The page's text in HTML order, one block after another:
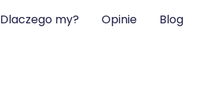
Dlaczego my? Opinie Blog